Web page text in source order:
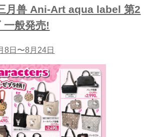
月兽 Ani-Art aqua label 第2
般発売!
8日〜8月24日